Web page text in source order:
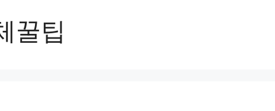
꿀팁